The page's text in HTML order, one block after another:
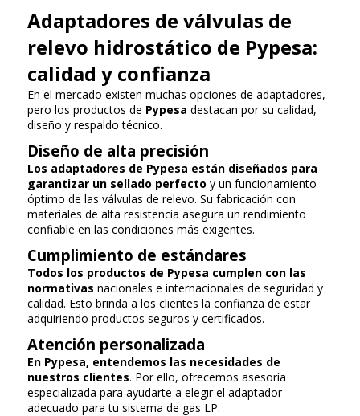
Adaptadores de válvulas de
relevo hidrostático de Pypesa:
calidad y confianza
En el mercado existen muchas opciones de adaptadores,
pero los productos de Pypesa destacan por su calidad,
diseño y respaldo técnico.
Diseño de alta precisión
Los adaptadores de Pypesa están diseñados para
garantizar un sellado perfecto y un funcionamiento
óptimo de las válvulas de relevo. Su fabricación con
materiales de alta resistencia asegura un rendimiento
confiable en las condiciones más exigentes.
Cumplimiento de estándares
Todos los productos de Pypesa cumplen con las
normativas nacionales e internacionales de seguridad y
calidad. Esto brinda a los clientes la confianza de estar
adquiriendo productos seguros y certificados.
Atención personalizada
En Pypesa, entendemos las necesidades de
nuestros clientes. Por ello, ofrecemos asesoría
especializada para ayudarte a elegir el adaptador
adecuado para tu sistema de gas LP.